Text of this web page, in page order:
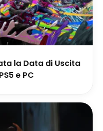
la Data di Uscita
e PC